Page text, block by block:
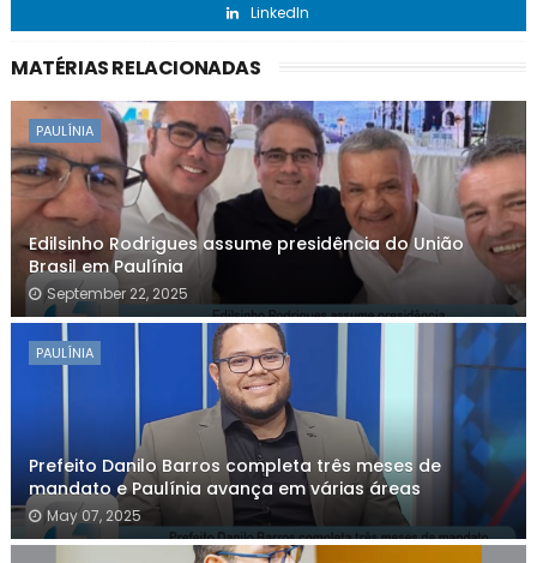
LinkedIn
MATÉRIAS RELACIONADAS
PAULÍNIA
Edilsinho Rodrigues assume presidência do União
Brasil em Paulínia
September 22, 2025
PAULÍNIA
Prefeito Danilo Barros completa três meses de
mandato e Paulínia avança em várias áreas
May 07, 2025